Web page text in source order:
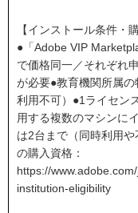
【インストール条件・
●「Adobe VIP
で価格同一／それぞれ
が必要●教育機関所属
利用不可）●1ライセン
用する複数のマシンに
は2台まで（同時利用
の購入資格：
https://
institution-eligibility